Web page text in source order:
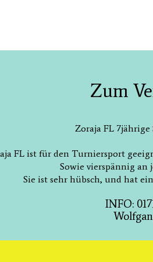
Zum
Zoraja FL
FL ist für den Turniersport
Sowie vierspännig an
Sie ist sehr hübsch, und hat
INFO: